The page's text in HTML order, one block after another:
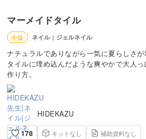
マーメイドタイル
中級 ネイル | ジェルネイル
ナチュラルでありながら一気に夏らしさが
タイルに埋め込んだような爽やかで大人
作り方。
HIDEKAZU
178
キットなし 補助資料なし